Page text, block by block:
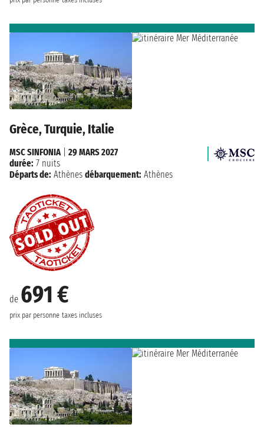
Grèce, Turquie, Italie
de 691 €
prix par personne taxes incluses
MSC SINFONIA| 29 MARS 2027
durée: 7 nuits
Départs de: Athènes débarquement: Athènes